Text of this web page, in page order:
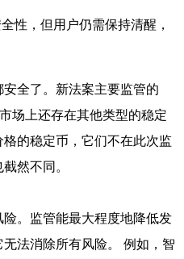
性，但用户仍需保持清醒，
全了 。新法案主要监管的
场上还存在其他类型的稳定
的稳定币，它们不在此次监
然不同。
险。监管能最大程度地降低发
法消除所有风险。 例如，智